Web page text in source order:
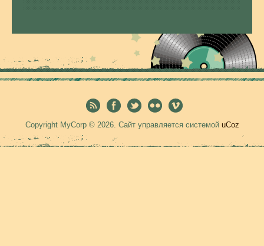
Copyright MyCorp © 2026. Сайт управляется системой uCoz